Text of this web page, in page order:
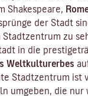
Shakespeare,
der Stadt
zu
in die
Weltkulturerbes
Stadtzentrum ist
umgeben, die nur